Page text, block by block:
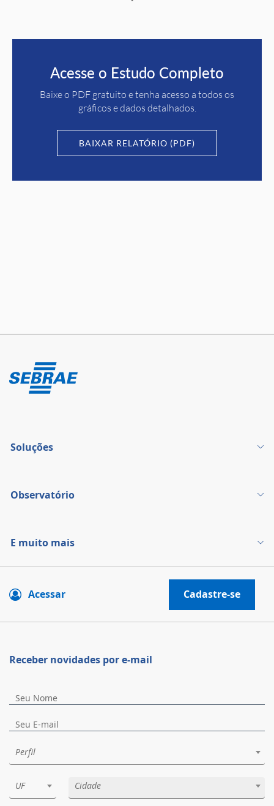
Acesse o Estudo Completo
Baixe o PDF gratuito e tenha acesso a todos os
gráficos e dados detalhados.
BAIXAR RELATÓRIO (PDF)
Soluções
Observatório
E muito mais
Acessar Cadastre-se
Receber novidades por e-mail
Perfil
UF Cidade